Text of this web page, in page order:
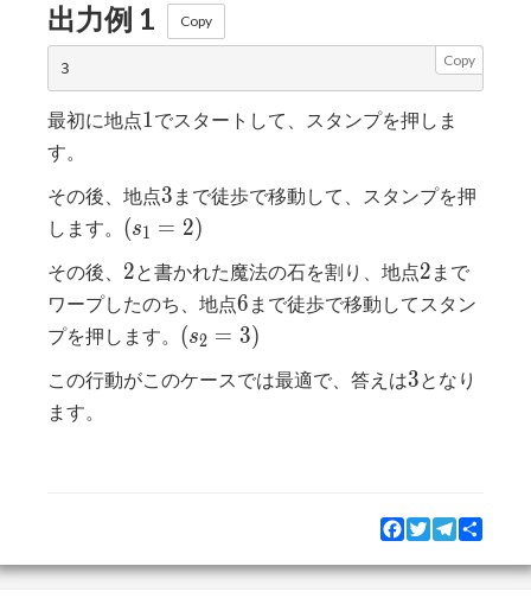
出力例 1 Copy
Copy
最初に地点1
1でスタートして、スタンプを押しま
す。
その後、地点3
3 まで徒歩で移動して、スタンプを押
します。 (s_1
2)
(s1 = 2)
その後、 2
2と書かれた魔法の石を割り、地点2
2 まで
ワープしたのち、地点6
6 まで徒歩で移動してスタン
プを押します。 (s_2
3)
(s2 = 3)
この行動がこのケースでは最適で、答えは3
3となり
ます。
Facebook
TwitterTelegram